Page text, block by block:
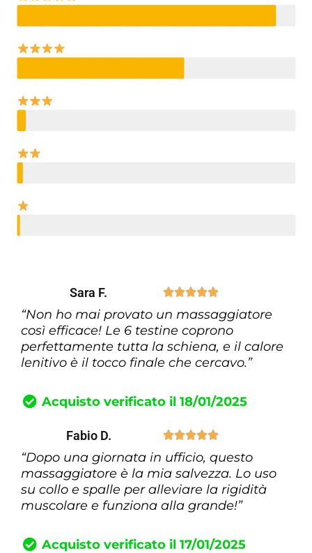
Sara F. 
“Non ho mai provato un massaggiatore
così efficace! Le 6 testine coprono
perfettamente tutta la schiena, e il calore
lenitivo è il tocco finale che cercavo.”
Acquisto verificato il 18/01/2025
Fabio D. 
“Dopo una giornata in ufficio, questo
massaggiatore è la mia salvezza. Lo uso
su collo e spalle per alleviare la rigidità
muscolare e funziona alla grande!”
Acquisto verificato il 17/01/2025